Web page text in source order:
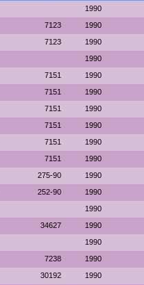
1990
7123 1990
7123 1990
1990
7151 1990
7151 1990
7151 1990
7151 1990
7151 1990
7151 1990
275-90 1990
252-90 1990
1990
34627 1990
1990
7238 1990
30192 1990